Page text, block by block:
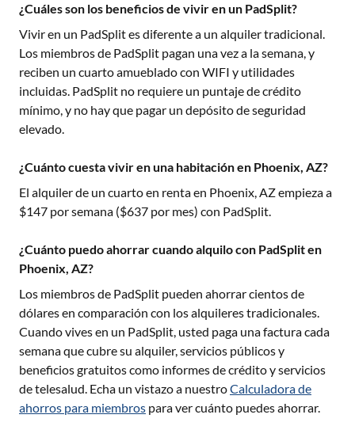
¿Cuáles son los beneficios de vivir en un PadSplit?
Vivir en un PadSplit es diferente a un alquiler tradicional.
Los miembros de PadSplit pagan una vez a la semana, y
reciben un cuarto amueblado con WIFI y utilidades
incluidas. PadSplit no requiere un puntaje de crédito
mínimo, y no hay que pagar un depósito de seguridad
elevado.
¿Cuánto cuesta vivir en una habitación en Phoenix, AZ?
El alquiler de un cuarto en renta en Phoenix, AZempieza a
$147 por semana ($637 por mes) con PadSplit.
¿Cuánto puedo ahorrar cuando alquilo con PadSplit en
Phoenix, AZ?
Los miembros de PadSplit pueden ahorrar cientos de
dólares en comparación con los alquileres tradicionales.
Cuando vives en un PadSplit, usted paga una factura cada
semana que cubre su alquiler, servicios públicos y
beneficios gratuitos como informes de crédito y servicios
de telesalud. Echa un vistazo a nuestroCalculadora de
ahorros para miembros para ver cuánto puedes ahorrar.